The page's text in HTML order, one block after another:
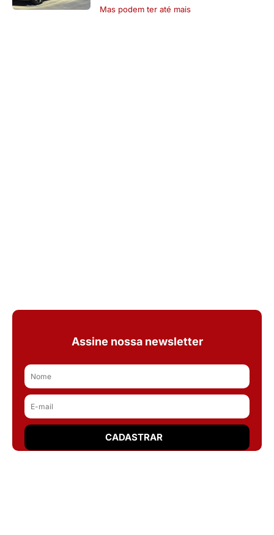
Mas podem ter até mais
Assine nossa newsletter